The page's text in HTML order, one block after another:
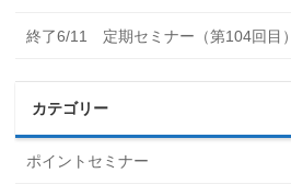
終了6/11 定期セミナー（第104回目）
カテゴリー
ポイントセミナー